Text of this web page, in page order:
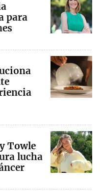
para
Towle
lucha